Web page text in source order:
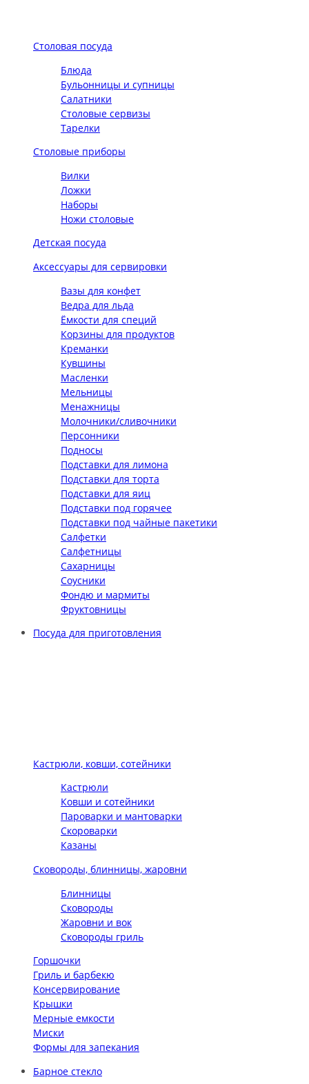
Столовая посуда
Блюда
Бульонницы и супницы
Салатники
Столовые сервизы
Тарелки
Столовые приборы
Вилки
Ложки
Наборы
Ножи столовые
Детская посуда
Аксессуары для сервировки
Вазы для конфет
Ведра для льда
Ёмкости для специй
Корзины для продуктов
Креманки
Кувшины
Масленки
Мельницы
Менажницы
Молочники/сливочники
Персонники
Подносы
Подставки для лимона
Подставки для торта
Подставки для яиц
Подставки под горячее
Подставки под чайные пакетики
Салфетки
Салфетницы
Сахарницы
Соусники
Фондю и мармиты
Фруктовницы
Посуда для приготовления
Кастрюли, ковши, сотейники
Кастрюли
Ковши и сотейники
Пароварки и мантоварки
Скороварки
Казаны
Сковороды, блинницы, жаровни
Блинницы
Сковороды
Жаровни и вок
Сковороды гриль
Горшочки
Гриль и барбекю
Консервирование
Крышки
Мерные емкости
Миски
Формы для запекания
Барное стекло